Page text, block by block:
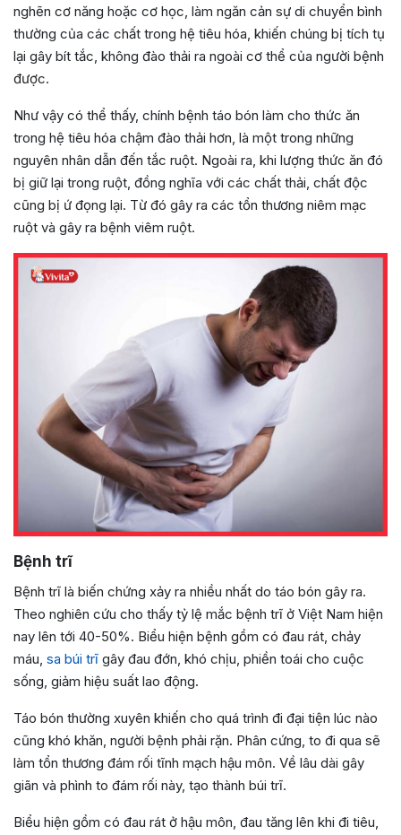
nghẽn cơ năng hoặc cơ học, làm ngăn cản sự di chuyển bình
thường của các chất trong hệ tiêu hóa, khiến chúng bị tích tụ
lại gây bít tắc, không đào thải ra ngoài cơ thể của người bệnh
được.
Như vậy có thể thấy, chính bệnh táo bón làm cho thức ăn
trong hệ tiêu hóa chậm đào thải hơn, là một trong những
nguyên nhân dẫn đến tắc ruột. Ngoài ra, khi lượng thức ăn đó
bị giữ lại trong ruột, đồng nghĩa với các chất thải, chất độc
cũng bị ứ đọng lại. Từ đó gây ra các tổn thương niêm mạc
ruột và gây ra bệnh viêm ruột.
Bệnh trĩ
Bệnh trĩ là biến chứng xảy ra nhiều nhất do táo bón gây ra.
Theo nghiên cứu cho thấy tỷ lệ mắc bệnh trĩ ở Việt Nam hiện
nay lên tới 40-50%. Biểu hiện bệnh gồm có đau rát, chảy
máu, sa búi trĩ gây đau đớn, khó chịu, phiền toái cho cuộc
sống, giảm hiệu suất lao động.
Táo bón thường xuyên khiến cho quá trình đi đại tiện lúc nào
cũng khó khăn, người bệnh phải rặn. Phân cứng, to đi qua sẽ
làm tổn thương đám rối tĩnh mạch hậu môn. Về lâu dài gây
giãn và phình to đám rối này, tạo thành búi trĩ.
Biểu hiện gồm có đau rát ở hậu môn, đau tăng lên khi đi tiêu,